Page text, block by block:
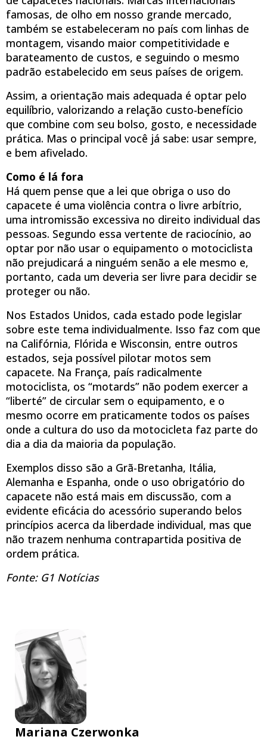
famosas, de olho em nosso grande mercado,
também se estabeleceram no país com linhas de
montagem, visando maior competitividade e
barateamento de custos, e seguindo o mesmo
padrão estabelecido em seus países de origem.
Assim, a orientação mais adequada é optar pelo
equilíbrio, valorizando a relação custo-benefício
que combine com seu bolso, gosto, e necessidade
prática. Mas o principal você já sabe: usar sempre,
e bem afivelado.
Como é lá fora
Há quem pense que a lei que obriga o uso do
capacete é uma violência contra o livre arbítrio,
uma intromissão excessiva no direito individual das
pessoas. Segundo essa vertente de raciocínio, ao
optar por não usar o equipamento o motociclista
não prejudicará a ninguém senão a ele mesmo e,
portanto, cada um deveria ser livre para decidir se
proteger ou não.
Nos Estados Unidos, cada estado pode legislar
sobre este tema individualmente. Isso faz com que
na Califórnia, Flórida e Wisconsin, entre outros
estados, seja possível pilotar motos sem
capacete. Na França, país radicalmente
motociclista, os “motards” não podem exercer a
“liberté” de circular sem o equipamento, e o
mesmo ocorre em praticamente todos os países
onde a cultura do uso da motocicleta faz parte do
dia a dia da maioria da população.
Exemplos disso são a Grã-Bretanha, Itália,
Alemanha e Espanha, onde o uso obrigatório do
capacete não está mais em discussão, com a
evidente eficácia do acessório superando belos
princípios acerca da liberdade individual, mas que
não trazem nenhuma contrapartida positiva de
ordem prática.
Fonte: G1 Notícias
Mariana Czerwonka